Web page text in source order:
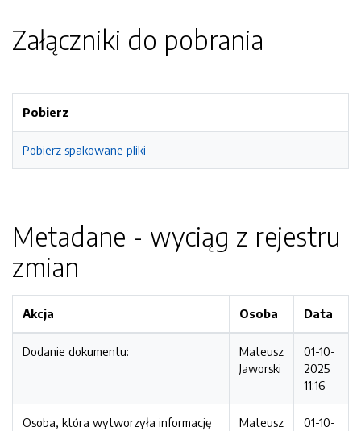
Załączniki do pobrania
Pobierz
Pobierz spakowane pliki
Metadane - wyciąg z rejestru
zmian
Akcja Osoba Data
Dodanie dokumentu:
Mateusz
Jaworski
01-10-
2025
11:16
Osoba, która wytworzyła informację
Mateusz
01-10-